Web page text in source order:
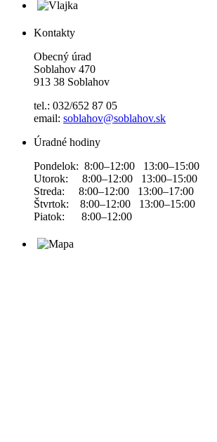
Kontakty
Obecný úrad
Soblahov 470
913 38 Soblahov
tel.: 032/652 87 05
email: soblahov@soblahov.sk
Úradné hodiny
Pondelok: 8:00–12:00 13:00–15:00
Utorok: 8:00–12:00 13:00–15:00
Streda: 8:00–12:00 13:00–17:00
Štvrtok: 8:00–12:00 13:00–15:00
Piatok: 8:00–12:00